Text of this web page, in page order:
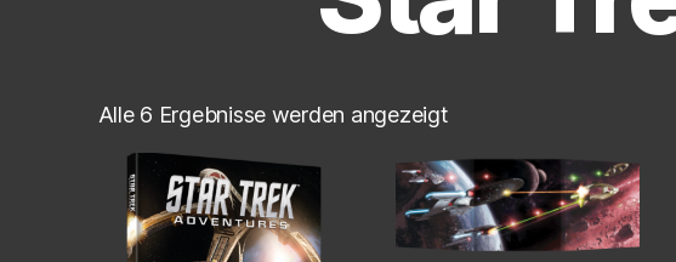
Alle 6 Ergebnisse werden angezeigt